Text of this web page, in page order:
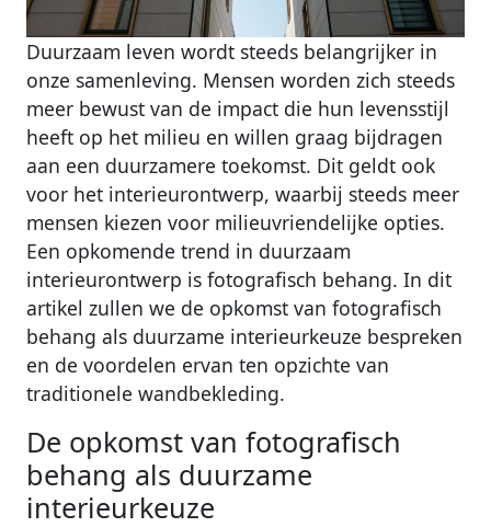
Duurzaam leven wordt steeds belangrijker in
onze samenleving. Mensen worden zich steeds
meer bewust van de impact die hun levensstijl
heeft op het milieu en willen graag bijdragen
aan een duurzamere toekomst. Dit geldt ook
voor het interieurontwerp, waarbij steeds meer
mensen kiezen voor milieuvriendelijke opties.
Een opkomende trend in duurzaam
interieurontwerp is fotografisch behang. In dit
artikel zullen we de opkomst van fotografisch
behang als duurzame interieurkeuze bespreken
en de voordelen ervan ten opzichte van
traditionele wandbekleding.
De opkomst van fotografisch
behang als duurzame
interieurkeuze